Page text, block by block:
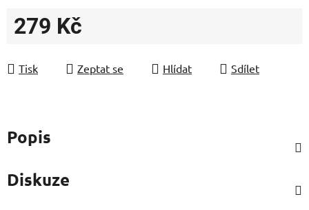
279 Kč
Tisk
Zeptat se Hlídat Sdílet
Popis
Diskuze